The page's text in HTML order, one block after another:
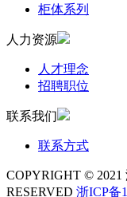
柜体系列
人力资源
人才理念
招聘职位
联系我们
联系方式
COPYRIGHT ©
RESERVED 浙ICP备